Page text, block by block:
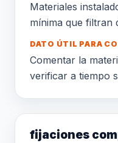
Materiales
mínima que filtran
DATO ÚTIL PARA
Comentar la
verificar a tiempo
fijaciones